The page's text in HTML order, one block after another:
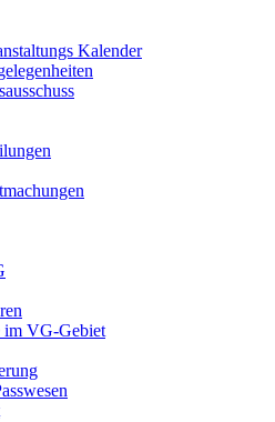
Kalender
im VG-Gebiet